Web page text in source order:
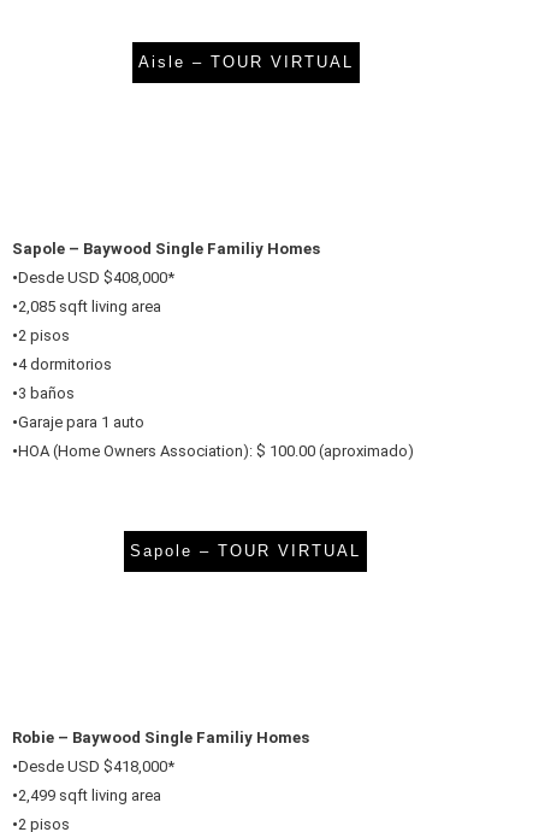
Aisle – TOUR VIRTUAL
Sapole – Baywood Single Familiy Homes
•Desde USD $408,000*
•2,085 sqft living area
•2 pisos
•4 dormitorios
•3 baños
•Garaje para 1 auto
•HOA (Home Owners Association): $ 100.00 (aproximado)
Sapole – TOUR VIRTUAL
Robie – Baywood Single Familiy Homes
•Desde USD $418,000*
•2,499 sqft living area
•2 pisos